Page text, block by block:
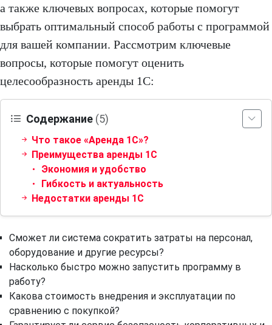
а также ключевых вопросах, которые помогут
выбрать оптимальный способ работы с программой
для вашей компании. Рассмотрим ключевые
вопросы, которые помогут оценить
целесообразность аренды 1С:
Содержание (5)
Что такое «Аренда 1С»?
Преимущества аренды 1С
Экономия и удобство
Гибкость и актуальность
Недостатки аренды 1С
Сможет ли система сократить затраты на персонал,
оборудование и другие ресурсы?
Насколько быстро можно запустить программу в
работу?
Какова стоимость внедрения и эксплуатации по
сравнению с покупкой?